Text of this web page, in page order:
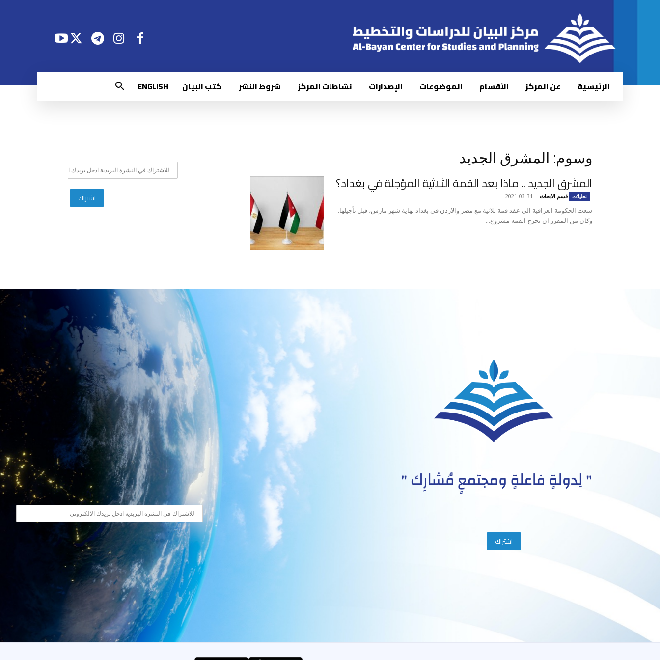
الرئيسية عن المركز الأقسام الموضوعات الإصدارات نشاطات المركز شروط النشر كتب البيان ENGLISH
وسوم: المشرق الجديد
المشرق الجديد .. ماذا بعد القمة الثلاثية المؤجلة في بغداد؟
تحليلات قسم الابحاث -
2021-03-31
سعت الحكومة العراقية الى عقد قمة ثلاثية مع مصر والاردن في بغداد نهاية شهر مارس، قبل تأجيلها.
وكان من المقرر ان تخرج القمة مشروع...